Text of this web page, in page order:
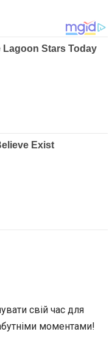
свій час для
моментами!